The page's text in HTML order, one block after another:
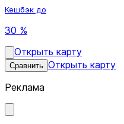
Кешбэк до
30 %
Открыть карту
Сравнить Открыть карту
Реклама